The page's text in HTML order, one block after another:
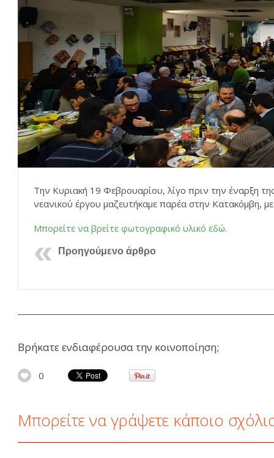
Την Κυριακή 19 Φεβρουαρίου, λίγο πριν την έναρξη
νεανικού έργου μαζευτήκαμε παρέα στην Κατακόμβη,
Μπορείτε να βρείτε φωτογραφικό υλικό εδώ.
Προηγούμενο άρθρο
Βρήκατε ενδιαφέρουσα την κοινοποίηση;
0
Μπορείτε να γράψετε κάποιο